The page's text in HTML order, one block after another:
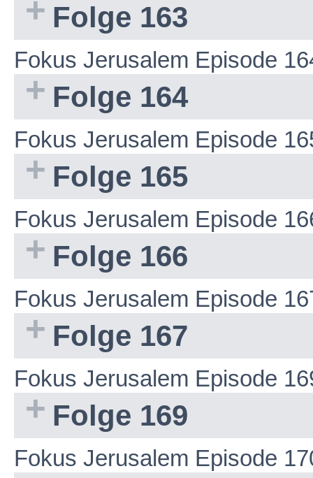
Folge 163
Fokus Jerusalem Episode
Folge 164
Fokus Jerusalem Episode
Folge 165
Fokus Jerusalem Episode
Folge 166
Fokus Jerusalem Episode
Folge 167
Fokus Jerusalem Episode
Folge 169
Fokus Jerusalem Episode